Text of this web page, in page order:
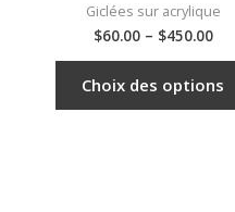
Giclées sur acrylique
$60.00– $450.00
Choix des options